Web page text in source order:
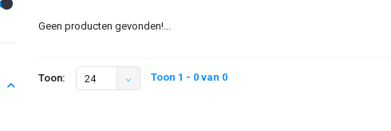
Geen producten gevonden!...
Toon: 24 Toon 1 - 0 van 0